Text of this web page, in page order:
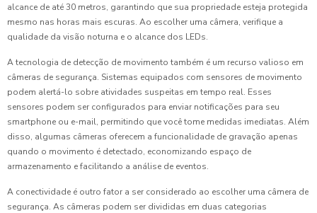
alcance de até 30 metros, garantindo que sua propriedade esteja protegida
mesmo nas horas mais escuras. Ao escolher uma câmera, verifique a
qualidade da visão noturna e o alcance dos LEDs.
A tecnologia de detecção de movimento também é um recurso valioso em
câmeras de segurança. Sistemas equipados com sensores de movimento
podem alertá-lo sobre atividades suspeitas em tempo real. Esses
sensores podem ser configurados para enviar notificações para seu
smartphone ou e-mail, permitindo que você tome medidas imediatas. Além
disso, algumas câmeras oferecem a funcionalidade de gravação apenas
quando o movimento é detectado, economizando espaço de
armazenamento e facilitando a análise de eventos.
A conectividade é outro fator a ser considerado ao escolher uma câmera de
segurança. As câmeras podem ser divididas em duas categorias